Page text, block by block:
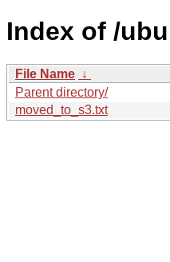
Index of /
File Name ↓
Parent directory/
moved_to_s3.txt